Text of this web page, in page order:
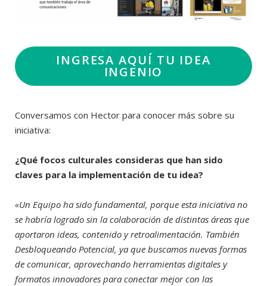
INGRESA AQUÍ TU IDEA
INGENIO
Conversamos con Hector para conocer más sobre su
iniciativa:
¿Qué focos culturales consideras que han sido
claves para la implementación de tu idea?
«Un Equipo ha sido fundamental, porque esta iniciativa no
se habría logrado sin la colaboración de distintas áreas que
aportaron ideas, contenido y retroalimentación. También
Desbloqueando Potencial, ya que buscamos nuevas formas
de comunicar, aprovechando herramientas digitales y
formatos innovadores para conectar mejor con las